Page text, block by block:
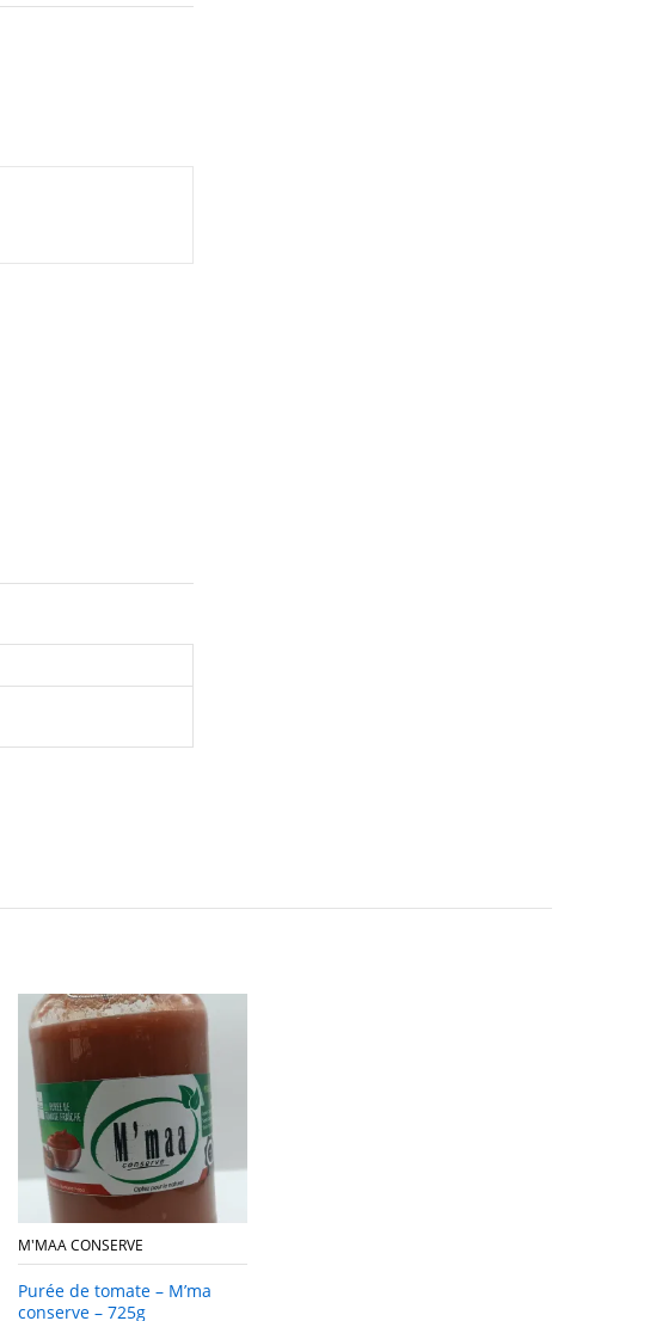
M'MAA CONSERVE
Purée de tomate – M’ma
conserve – 725g
–